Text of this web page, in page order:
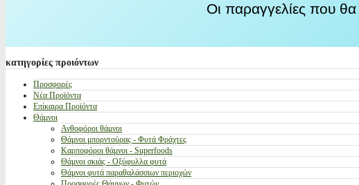
Οι παραγγελίες που
κατηγορίες προιόντων
Προσφορές
Νέα Προϊόντα
Επίκαιρα Προϊόντα
Θάμνοι
Ανθοφόροι θάμνοι
Θάμνοι μπορντούρας - Φυτά Φράχτες
Καρποφόροι θάμνοι - Superfoods
Θάμνοι σκιάς - Οξύφυλλα φυτά
Θάμνοι φυτά παραθαλάσσιων περιοχών